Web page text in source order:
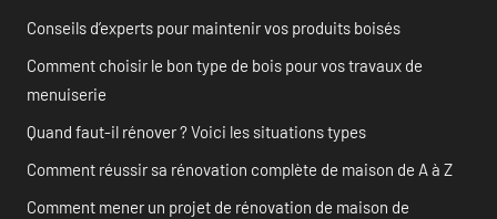
Conseils d’experts pour maintenir vos produits boisés
Comment choisir le bon type de bois pour vos travaux de
menuiserie
Quand faut-il rénover ? Voici les situations types
Comment réussir sa rénovation complète de maison de A à Z
Comment mener un projet de rénovation de maison de